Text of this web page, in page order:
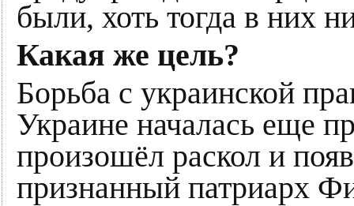
были, хоть тогда в них
Какая же цель?
Борьба с украинской
Украине началась еще
произошёл раскол и
признанный патриарх